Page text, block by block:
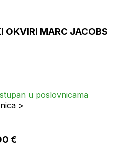
OKVIRI MARC JACOBS
u poslovnicama
>
€